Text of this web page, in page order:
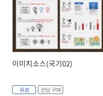
이미지소스(국기02)
유료 건당 구매